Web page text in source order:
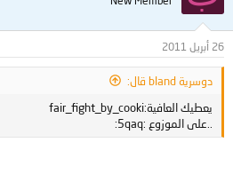
26 أبريل 2011
دوسرية bland قال:
يعطيك العافية:fair_fight_by_cooki
..على الموزوع :5qaq: